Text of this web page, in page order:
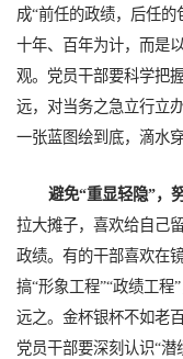
成“前任的政绩，后任的
十年、百年为计，而是
观。党员干部要科学把
远，对当务之急立行立
一张蓝图绘到底，滴水
避免“重显轻隐”，
拉大摊子，喜欢给自己
政绩。有的干部喜欢在
搞“形象工程”“政绩工
远之。金杯银杯不如老
党员干部要深刻认识“潜